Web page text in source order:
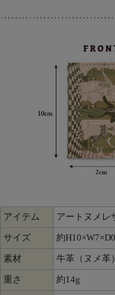
アイテム アートヌメレ
サイズ 約
素材 牛革（ヌメ革）
重さ 約14g